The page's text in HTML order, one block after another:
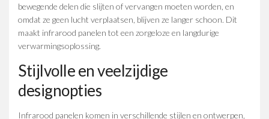
bewegende delen die slijten of vervangen moeten worden, en
omdat ze geen lucht verplaatsen, blijven ze langer schoon. Dit
maakt infrarood panelen tot een zorgeloze en langdurige
verwarmingsoplossing.
Stijlvolle en veelzijdige
designopties
Infrarood panelen komen in verschillende stijlen en ontwerpen,